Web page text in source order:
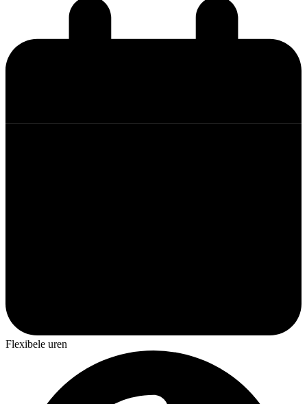
Flexibele uren